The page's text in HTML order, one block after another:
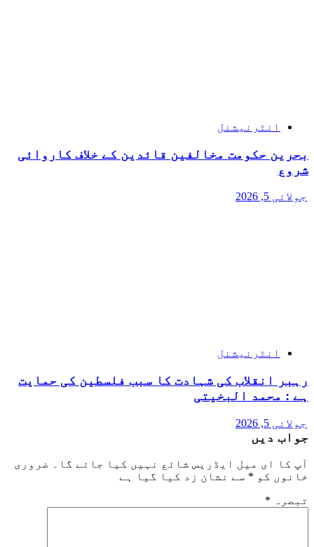
انٹرنیشنل
بحرین حکومت مخالفین قائدین کے خلاف کاروائی
شروع
جولائی 5, 2026
انٹرنیشنل
رہبر انقلاب کی شہادت کا سبب فلسطین کی حمایت
ہے : محمد البخیتی
جولائی 5, 2026
جواب دیں
آپ کا ای میل ایڈریس شائع نہیں کیا جائے گا۔
ضروری
خانوں کو * سے نشان زد کیا گیا ہے
تبصرہ *